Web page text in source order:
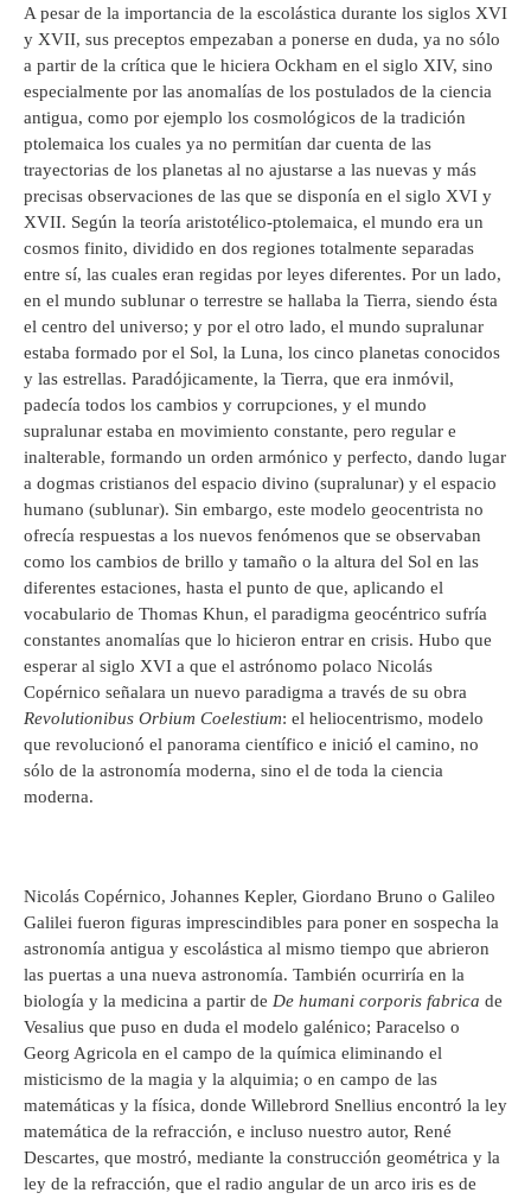
A pesar de la importancia de la escolástica durante los siglos XVI
y XVII, sus preceptos empezaban a ponerse en duda, ya no sólo
a partir de la crítica que le hiciera Ockham en el siglo XIV, sino
especialmente por las anomalías de los postulados de la ciencia
antigua, como por ejemplo los cosmológicos de la tradición
ptolemaica los cuales ya no permitían dar cuenta de las
trayectorias de los planetas al no ajustarse a las nuevas y más
precisas observaciones de las que se disponía en el siglo XVI y
XVII. Según la teoría aristotélico-ptolemaica, el mundo era un
cosmos finito, dividido en dos regiones totalmente separadas
entre sí, las cuales eran regidas por leyes diferentes. Por un lado,
en el mundo sublunar o terrestre se hallaba la Tierra, siendo ésta
el centro del universo; y por el otro lado, el mundo supralunar
estaba formado por el Sol, la Luna, los cinco planetas conocidos
y las estrellas. Paradójicamente, la Tierra, que era inmóvil,
padecía todos los cambios y corrupciones, y el mundo
supralunar estaba en movimiento constante, pero regular e
inalterable, formando un orden armónico y perfecto, dando lugar
a dogmas cristianos del espacio divino (supralunar) y el espacio
humano (sublunar). Sin embargo, este modelo geocentrista no
ofrecía respuestas a los nuevos fenómenos que se observaban
como los cambios de brillo y tamaño o la altura del Sol en las
diferentes estaciones, hasta el punto de que, aplicando el
vocabulario de Thomas Khun, el paradigma geocéntrico sufría
constantes anomalías que lo hicieron entrar en crisis. Hubo que
esperar al siglo XVI a que el astrónomo polaco Nicolás
Copérnico señalara un nuevo paradigma a través de su obra
Revolutionibus Orbium Coelestium: el heliocentrismo, modelo
que revolucionó el panorama científico e inició el camino, no
sólo de la astronomía moderna, sino el de toda la ciencia
moderna.
Nicolás Copérnico, Johannes Kepler, Giordano Bruno o Galileo
Galilei fueron figuras imprescindibles para poner en sospecha la
astronomía antigua y escolástica al mismo tiempo que abrieron
las puertas a una nueva astronomía. También ocurriría en la
biología y la medicina a partir de De humani corporis fabrica de
Vesalius que puso en duda el modelo galénico; Paracelso o
Georg Agricola en el campo de la química eliminando el
misticismo de la magia y la alquimia; o en campo de las
matemáticas y la física, donde Willebrord Snellius encontró la ley
matemática de la refracción, e incluso nuestro autor, René
Descartes, que mostró, mediante la construcción geométrica y la
ley de la refracción, que el radio angular de un arco iris es de